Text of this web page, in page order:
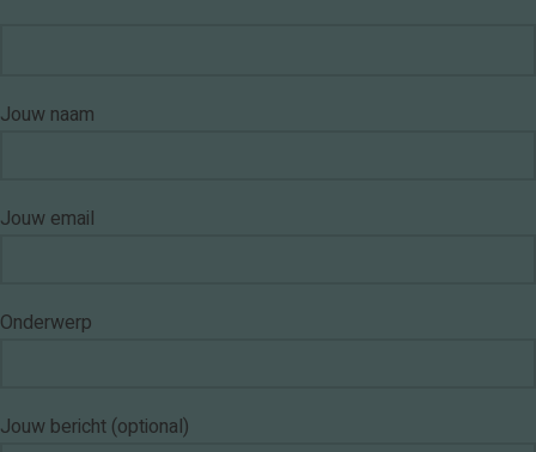
Jouw naam
Jouw email
Onderwerp
Jouw bericht (optional)